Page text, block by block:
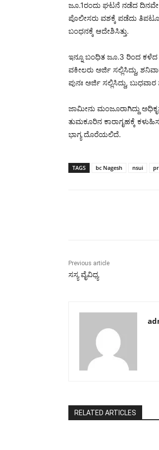
ಜೂ.1ರಂದು ಘಟನೆ ನಡೆದ
ಪೊಲೀಸರು ವಶಕ್ಕೆ ಪಡೆದು
ಬಂಧನಕ್ಕೆ ಆದೇಶಿಸಿತ್ತು.
ಇನ್ನೂ ಬಂಧಿತ ಜೂ.3 ರಿಂದ
ವಕೀಲರು ಅರ್ಜಿ ಸಲ್ಲಿಸಿದ್ದು,
ಪುನಃ ಅರ್ಜಿ ಸಲ್ಲಿಸಿದ್ದು,
ಜಾಮೀನು ಮಂಜೂರಾಗಿದ್ದು
ತುಮಕೂರಿನ ಕಾರಾಗೃಹಕ್ಕೆ
ಭಾಗ್ಯ ದೊರೆಯಲಿದೆ.
TAGS bc Nagesh nsui
Previous article
ಸಸ್ಯ ವೈವಿಧ್ಯ
RELATED ARTICLES